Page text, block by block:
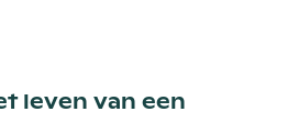
leven van een